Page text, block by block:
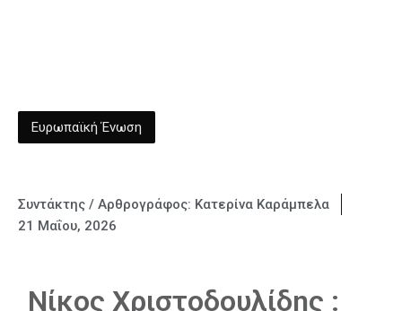
Ευρωπαϊκή Ένωση
Συντάκτης / Αρθρογράφος: Κατερίνα Καράμπελα
21 Μαΐου, 2026
Νίκος Χριστοδουλίδης :